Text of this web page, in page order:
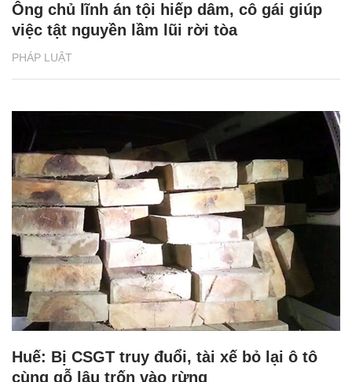
PHÁP LUẬT
Ông chủ lĩnh án tội hiếp dâm, cô gái giúp
việc tật nguyền lầm lũi rời tòa
Huế: Bị CSGT truy đuổi, tài xế bỏ lại ô tô
cùng gỗ lậu trốn vào rừng